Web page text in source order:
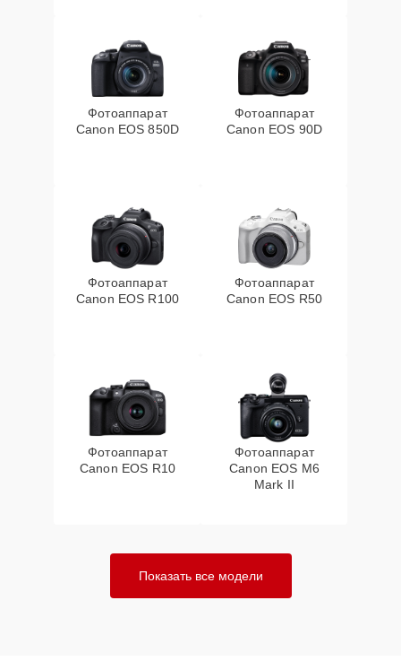
Фотоаппарат
Canon EOS 850D
Фотоаппарат
Canon EOS 90D
Фотоаппарат
Canon EOS R100
Фотоаппарат
Canon EOS R50
Фотоаппарат
Canon EOS R10
Фотоаппарат
Canon EOS M6
Mark II
Показать все модели